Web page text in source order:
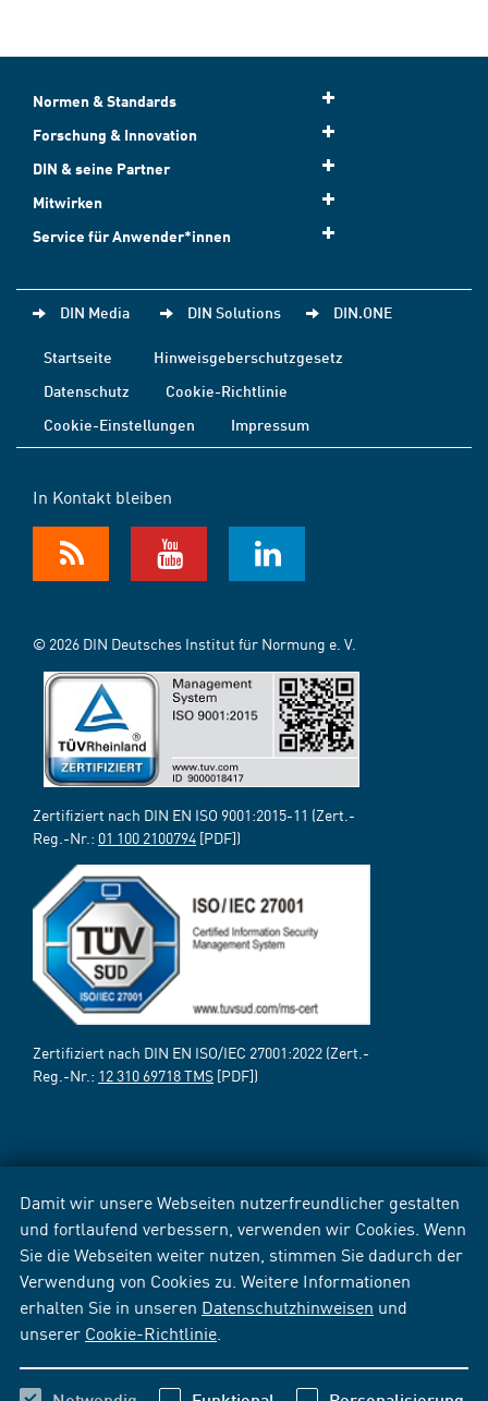
Damit wir unsere Webseiten nutzerfreundlicher gestalten
und fortlaufend verbessern, verwenden wir Cookies. Wenn
Sie die Webseiten weiter nutzen, stimmen Sie dadurch der
Verwendung von Cookies zu. Weitere Informationen
erhalten Sie in unseren Datenschutzhinweisen und
unserer Cookie-Richtlinie
Normen & Standards
Forschung & Innovation
DIN & seine Partner
Mitwirken
Service für Anwender*innen
DIN Media DIN Solutions DIN.ONE
Startseite
Hinweisgeberschutzgesetz
Datenschutz
Cookie-Richtlinie
Cookie-Einstellungen
Impressum
In Kontakt bleiben
© 2026 DIN Deutsches Institut für Normung e. V.
Zertifiziert nach DIN EN ISO 9001:2015-11 (Zert.-
Reg.-Nr.: 01 100 2100794 [PDF])
Zertifiziert nach DIN EN ISO/IEC 27001:2022 (Zert.-
Reg.-Nr.: 12 310 69718 TMS [PDF])